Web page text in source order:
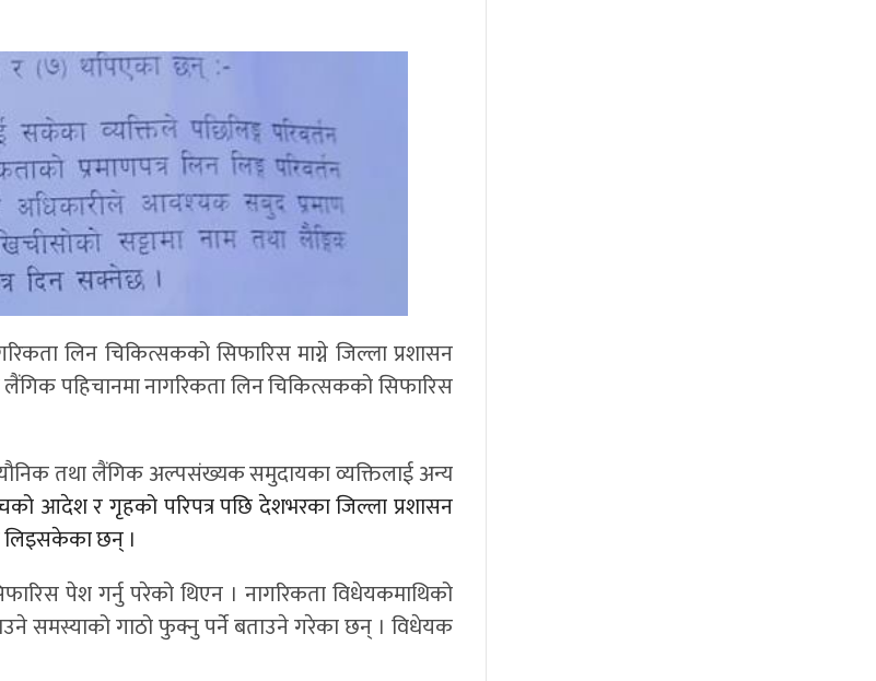
लिन चिकित्सकको सिफारिस माग्ने जिल्ला प्रशासन
लैंगिक पहिचानमा नागरिकता लिन चिकित्सकको सिफारिस
तथा लैंगिक अल्पसंख्यक समुदायका व्यक्तिलाई अन्य
आदेश र गृहको परिपत्र पछि देशभरका जिल्ला प्रशासन
लिइसकेका छन् ।
पेश गर्नु परेको थिएन । नागरिकता विधेयकमाथिको
समस्याको गाठो फुक्नु पर्ने बताउने गरेका छन् । विधेयक